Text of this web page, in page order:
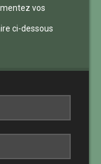
vos
ci-dessous